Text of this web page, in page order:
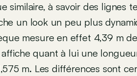
similaire, à savoir des lignes
un look un peu plus
mesure en effet 4,39 m
affiche quant à lui une
m. Les différences sont